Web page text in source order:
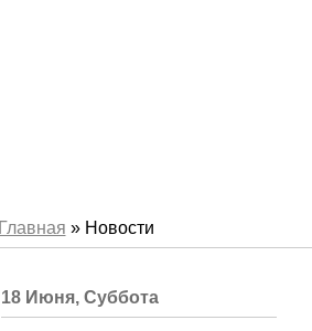
Главная » Новости
18 Июня, Суббота